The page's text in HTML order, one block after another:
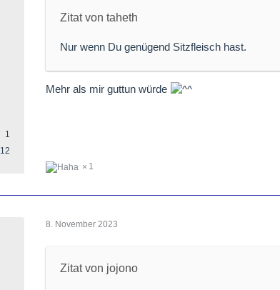
1
12
Zitat von taheth
Nur wenn Du genügend Sitzfleisch hast.
Mehr als mir guttun würde
1
8. November 2023
Zitat von jojono